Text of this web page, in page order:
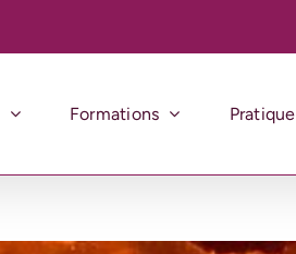
Formations Pratique